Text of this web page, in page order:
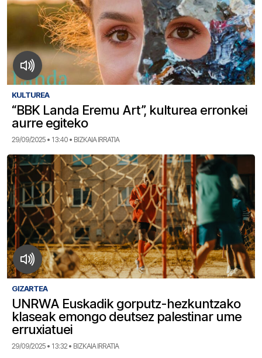
KULTUREA
“BBK Landa Eremu Art”, kulturea erronkei
aurre egiteko
29/09/2025 • 13:40 • BIZKAIA IRRATIA
GIZARTEA
UNRWA Euskadik gorputz-hezkuntzako
klaseak emongo deutsez palestinar ume
erruxiatuei
29/09/2025 • 13:32 • BIZKAIA IRRATIA